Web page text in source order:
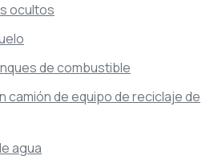
ocultos
de combustible
camión de equipo de reciclaje de
agua